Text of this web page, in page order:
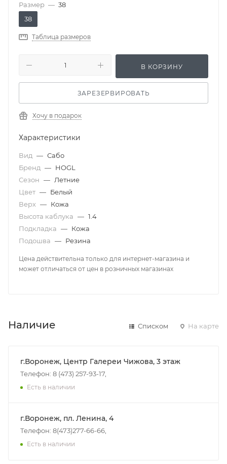
Размер — 38
38
Таблица размеров
В КОРЗИНУ
ЗАРЕЗЕРВИРОВАТЬ
Хочу в подарок
Характеристики
Вид — Сабо
Бренд — HOGL
Сезон — Летние
Цвет — Белый
Верх — Кожа
Высота каблука — 1.4
Подкладка — Кожа
Подошва — Резина
Цена действительна только для интернет-магазина и
может отличаться от цен в розничных магазинах
Наличие Списком На карте
г.Воронеж, Центр Галереи Чижова, 3 этаж
Телефон: 8 (473) 257-93-17,
Есть в наличии
г.Воронеж, пл. Ленина, 4
Телефон: 8(473)277-66-66,
Есть в наличии